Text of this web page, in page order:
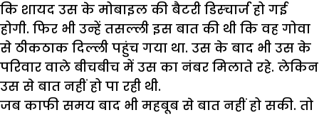
कि शायद उस के मोबाइल की बैटरी डिस्चार्ज हो गई
होगी. फिर भी उन्हें तसल्ली इस बात की थी कि वह गोवा
से ठीकठाक दिल्ली पहुंच गया था. उस के बाद भी उस के
परिवार वाले बीचबीच में उस का नंबर मिलाते रहे. लेकिन
उस से बात नहीं हो पा रही थी.
जब काफी समय बाद भी महबूब से बात नहीं हो सकी. तो